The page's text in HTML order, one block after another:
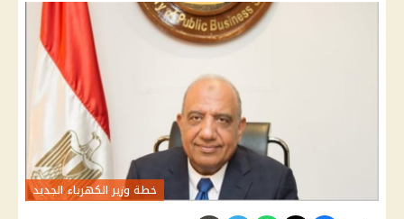
خطة وزير الكهرباء الجديد